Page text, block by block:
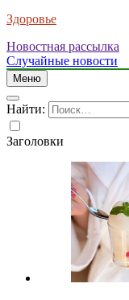
Здоровье
Новостная рассылка
Случайные новости
Меню
Найти:
Заголовки